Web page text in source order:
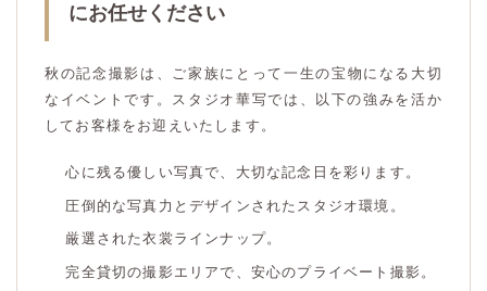
にお任せください
秋の記念撮影は、ご家族にとって一生の宝物になる大切
なイベントです。スタジオ華写では、以下の強みを活か
してお客様をお迎えいたします。
心に残る優しい写真で、大切な記念日を彩ります。
圧倒的な写真力とデザインされたスタジオ環境。
厳選された衣裳ラインナップ。
完全貸切の撮影エリアで、安心のプライベート撮影。